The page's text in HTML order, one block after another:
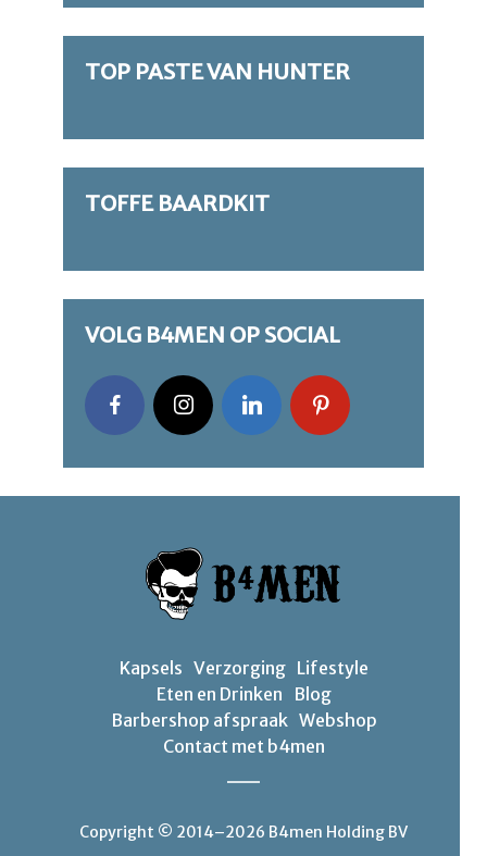
TOP PASTE VAN HUNTER
TOFFE BAARDKIT
VOLG B4MEN OP SOCIAL
Kapsels Verzorging Lifestyle
Eten en Drinken
Blog
Barbershop afspraak Webshop
Contact met b4men
Copyright © 2014–2026 B4men Holding BV